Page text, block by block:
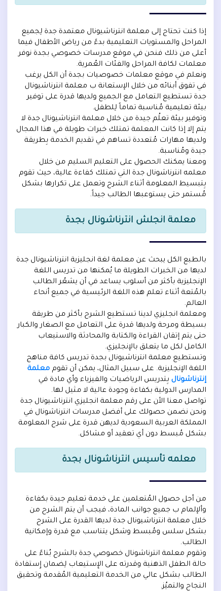
إذا كنت تحتاج إلى معلمة انترناشيونال معتمدة جدة لِجميع
المراحل والمستويات التعليمية بدءً من رياض الأطفال فيما
أعلى من ذلك فنحن في موقع مدرسات خصوصي بجدة نوفر
معلمات لكافة المراحل والفئات العُمرية.
ونعلم في موقع معلمات خصوصيات بجدة أن الكل يرغب
في تفوق أبنائه من خلال الإستعانة ب معلمة انترناشيونال
جدة تستطيع التعامل مع الجميع ولديها قدرة على توفير
بيئة تعليمية مُناسبة تماماً لِلطفل.
وتوفير بيئة تعلُم جيدة من خلال معلمة انترناشيونال جدة لا
يتم إلا إذا كانت المعلمة تمتلك خبرات طويلة في هذا المجال
ولديها مهارات مُتعددة تساهم في تقديم الخدمة بِطريقة
جيدة ومُناسبة.
ومعنا يمكنك الحصول على التعليم السليم من خلال
معلمه انترناشونال جدة التي تمتلك كفاءة عالية، حيث تقوم
بِتبسيط المعلومة أثناء الشرح وتعمل على تكرارها بشكل
مُستمر حتى يستوعبها الطالب جيداً.
معلمة انجلش انترناشونال بجدة
بالطبع الكل يبحث عن معلمة لغة انجليزية انترناشيونال جدة
لديها من الخبرات الطويلة ما يُمكنها من تدريس اللغة
الإنجليزية بأكثر من أسلوب يساعد في أن يشعُر الطالب
بالمُتعة أثناء تعلم هذه اللغة الرئيسية في جميع أنحاء
العالم.
ومعلمة انجليزي لدينا تستطيع الشرح بأكثر من طريقة
بسيطة ومرحة ولديها قدرة على التعامل مع الصغار والكبار
حتى يتم إتقان القراءة والكتابة والمحادثة والاستيعاب
الكامل لكل ما يتعلق بالإنجليزي.
وتستطيع معلمة انترناشيونال بجدة تدريس كافة مناهج
اللغة الإنجليزية. على سبيل المثال، يمكن أن تقوم معلمة
إنترناشونال بِتدريس الرياضيات والفيزياء وأي مادة في
المدارس الدولية بكفاءة وجودة عالية لا مثيل لها.
تواصل معنا الأن على رقم معلمة انجليزي انترناشيونال جدة
ونحن نضمن حصولك على أفضل مدرسات انترناشونال في
المملكة العربية السعودية لديهن قدرة على شرح المعلومة
بشكل مُبسط دون أي تعقيد أو مشاكل.
معلمه تأسيس انترناشونال بجدة
من أجل حصول المُتعلمين على خدمة تعليم جيدة بكفاءة
وألإلمام ب جميع جوانب المادة، فيجب أن يتم الشرح من
خلال معلمة انترناشيونال جدة لديها القدرة على الشرح
بشكل سلس ومُبسط وشكل يتناسب مع قدرة وإمكانية
الطالب.
وتقوم معلمة انترناشونال خصوصي جدة بالشرح بُناءً على
حالة الطفل الذهنية وقدرته على الإِستيعاب لِضمان إِستفادة
الطالب بشكل عالي من الخدمة التعليمية المُقدمة وتحقيق
النجاح والتميُز.